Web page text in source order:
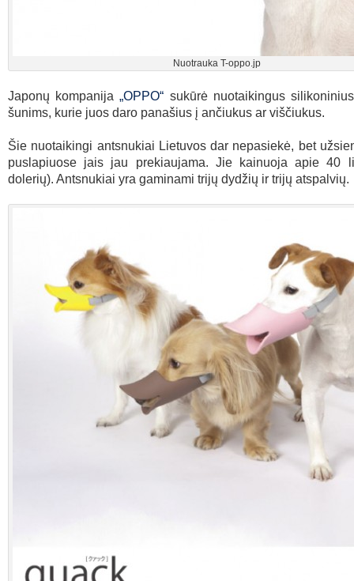
Nuotrauka T-oppo.jp
Japonų kompanija„OPPO“ sukūrė nuotaikingus
šunims, kurie juos daro panašius į ančiukus ar viščiukus.
Šie nuotaikingi antsnukiai Lietuvos dar nepasiekė, bet
puslapiuose jais jau prekiaujama. Jie kainuoja apie 40
dolerių). Antsnukiai yra gaminami trijų dydžių ir trijų atspalvių.